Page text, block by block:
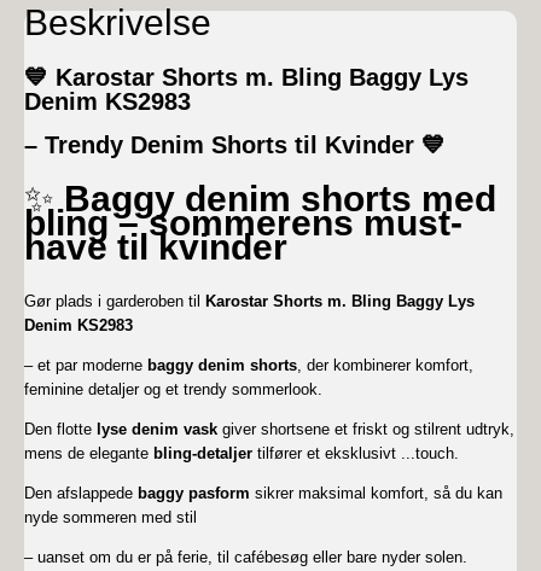
Beskrivelse
💙 Karostar Shorts m. Bling Baggy Lys
Denim KS2983
– Trendy Denim Shorts til Kvinder 💙
✨Baggy denim shorts med
bling – sommerens must-
have til kvinder
Gør plads i garderoben til
Karostar Shorts m. Bling Baggy Lys
Denim KS2983
– et par moderne baggy denim shorts , der kombinerer komfort,
feminine detaljer og et trendy sommerlook.
Den flotte lyse denim vask giver shortsene et friskt og stilrent udtryk,
mens de elegante bling-detaljer tilfører et eksklusivt touch.
Den afslappede baggy pasform sikrer maksimal komfort, så du kan
nyde sommeren med stil
– uanset om du er på ferie, til cafébesøg eller bare nyder solen.